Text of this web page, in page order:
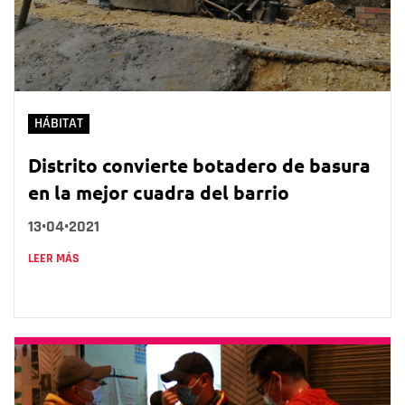
HÁBITAT
Distrito convierte botadero de basura
en la mejor cuadra del barrio
13•04•2021
LEER MÁS